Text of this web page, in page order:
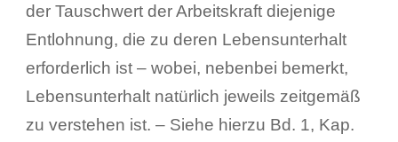
der Tauschwert der Arbeitskraft diejenige
Entlohnung, die zu deren Lebensunterhalt
erforderlich ist – wobei, nebenbei bemerkt,
Lebensunterhalt natürlich jeweils zeitgemäß
zu verstehen ist. – Siehe hierzu Bd. 1, Kap.